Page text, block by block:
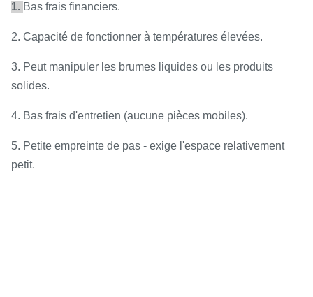
1. Bas frais financiers.
2. Capacité de fonctionner à températures élevées.
3. Peut manipuler les brumes liquides ou les produits
solides.
4. Bas frais d'entretien (aucune pièces mobiles).
5. Petite empreinte de pas - exige l'espace relativement
petit.